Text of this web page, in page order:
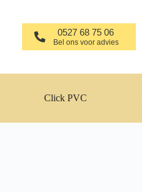
0527 68 75 06
Bel ons voor advies
Click PVC